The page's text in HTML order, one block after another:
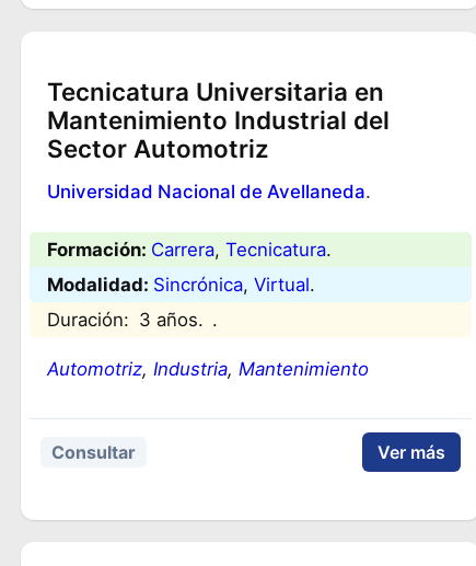
Tecnicatura Universitaria en
Mantenimiento Industrial del
Sector Automotriz
Universidad Nacional de Avellaneda.
Formación: Carrera, Tecnicatura.
Modalidad: Sincrónica, Virtual.
Duración: 3 años. .
Automotriz, Industria, Mantenimiento
Consultar Ver más